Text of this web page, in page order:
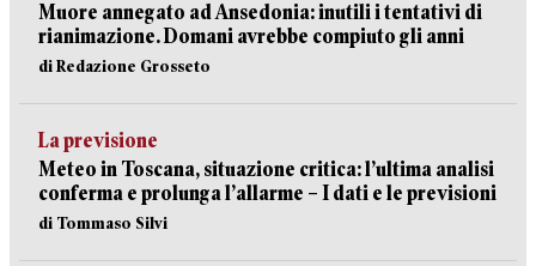
Muore annegato ad Ansedonia: inutili i tentativi di
rianimazione. Domani avrebbe compiuto gli anni
di Redazione Grosseto
La previsione
Meteo in Toscana, situazione critica: l’ultima analisi
conferma e prolunga l’allarme – I dati e le previsioni
di Tommaso Silvi